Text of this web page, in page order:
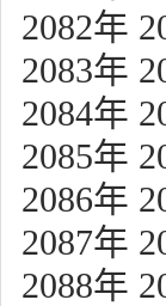
2082年
2083年
2084年
2085年
2086年
2087年
2088年